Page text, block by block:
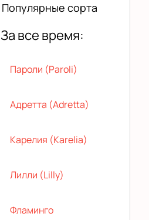
Популярные сорта
За все время:
Пароли (Paroli)
Адретта (Adretta)
Карелия (Karelia)
Лилли (Lilly)
Фламинго